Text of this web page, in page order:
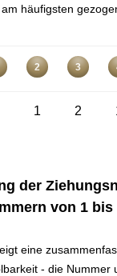
häufigsten
2 3
1 2
der
von 1 bis
eine
- die Nummer